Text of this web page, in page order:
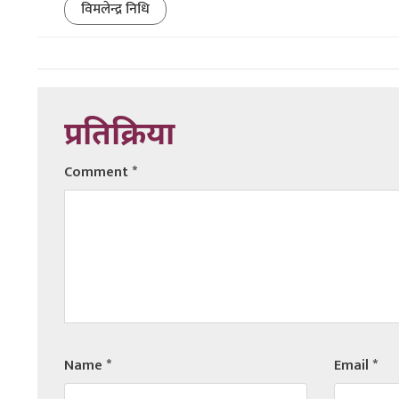
विमलेन्द्र निधि
प्रतिक्रिया
Comment*
Name* Email*